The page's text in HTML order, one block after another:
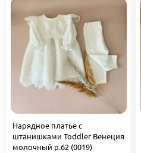
Нарядное платье с
штанишками Toddler Венеция
молочный р.62 (0019)